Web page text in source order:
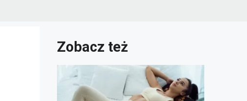
Zobacz też